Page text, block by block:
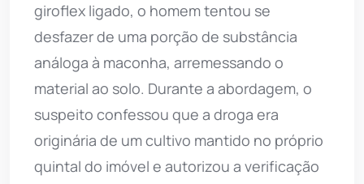
giroflex ligado, o homem tentou se
desfazer de uma porção de substância
análoga à maconha, arremessando o
material ao solo. Durante a abordagem, o
suspeito confessou que a droga era
originária de um cultivo mantido no próprio
quintal do imóvel e autorizou a verificação